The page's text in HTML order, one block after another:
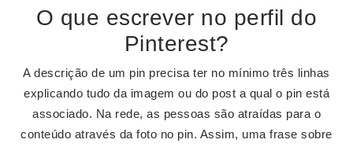
O que escrever no perfil do
Pinterest?
A descrição de um pin precisa ter no mínimo três linhas
explicando tudo da imagem ou do post a qual o pin está
associado. Na rede, as pessoas são atraídas para o
conteúdo através da foto no pin. Assim, uma frase sobre